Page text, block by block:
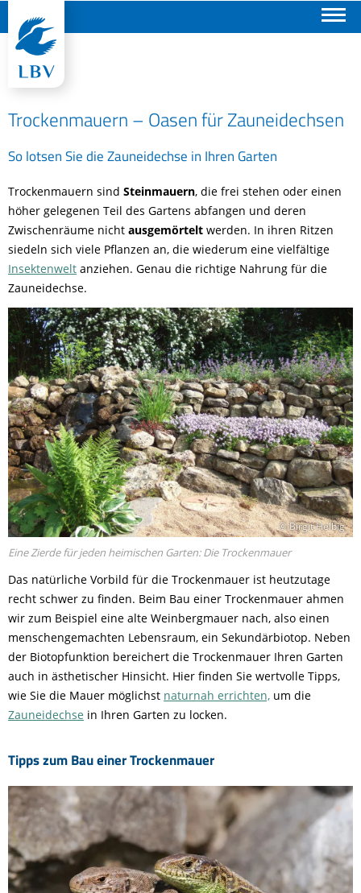
Trockenmauern – Oasen für Zauneidechsen
So lotsen Sie die Zauneidechse in Ihren Garten
Trockenmauern sind Steinmauern, die frei stehen oder einen
höher gelegenen Teil des Gartens abfangen und deren
Zwischenräume nicht ausgemörtelt werden. In ihren Ritzen
siedeln sich viele Pflanzen an, die wiederum eine vielfältige
Insektenwelt anziehen. Genau die richtige Nahrung für die
Zauneidechse.
© Birgit Helbig
Eine Zierde für jeden heimischen Garten: Die Trockenmauer
Das natürliche Vorbild für die Trockenmauer ist heutzutage
recht schwer zu finden. Beim Bau einer Trockenmauer ahmen
wir zum Beispiel eine alte Weinbergmauer nach, also einen
menschengemachten Lebensraum, ein Sekundärbiotop. Neben
der Biotopfunktion bereichert die Trockenmauer Ihren Garten
auch in ästhetischer Hinsicht. Hier finden Sie wertvolle Tipps,
wie Sie die Mauer möglichst naturnah errichten, um die
Zauneidechse in Ihren Garten zu locken.
Tipps zum Bau einer Trockenmauer